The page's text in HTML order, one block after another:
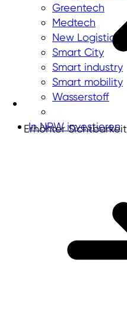
Greentech
Medtech
New Logistics
Smart City
Smart industry
Smart mobility
Wasserstoff
In NRW investieren
Erhöhter Sichtbarkeit